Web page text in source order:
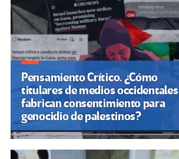
Pensamiento Crítico. ¿Cómo
titulares de medios occidentales
fabrican consentimiento para
genocidio de palestinos?